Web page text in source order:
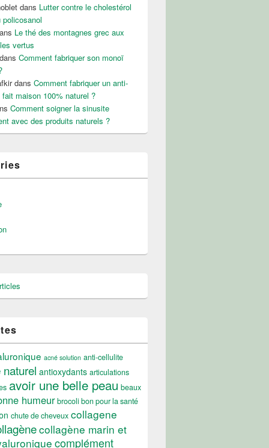
son poids ?
dans Lutter contre le cholestérol
policosanol
Le thé des montagnes grec aux
vertus
dans Comment fabriquer son monoï
dans Comment fabriquer un anti-
maison 100% naturel ?
Comment soigner la sinusite
avec des produits naturels ?
acné solution anti-cellulite
antioxydants articulations
avoir une belle peau beaux
humeur brocoli bon pour la santé
chute de cheveux collagene
collagène marin et
complément